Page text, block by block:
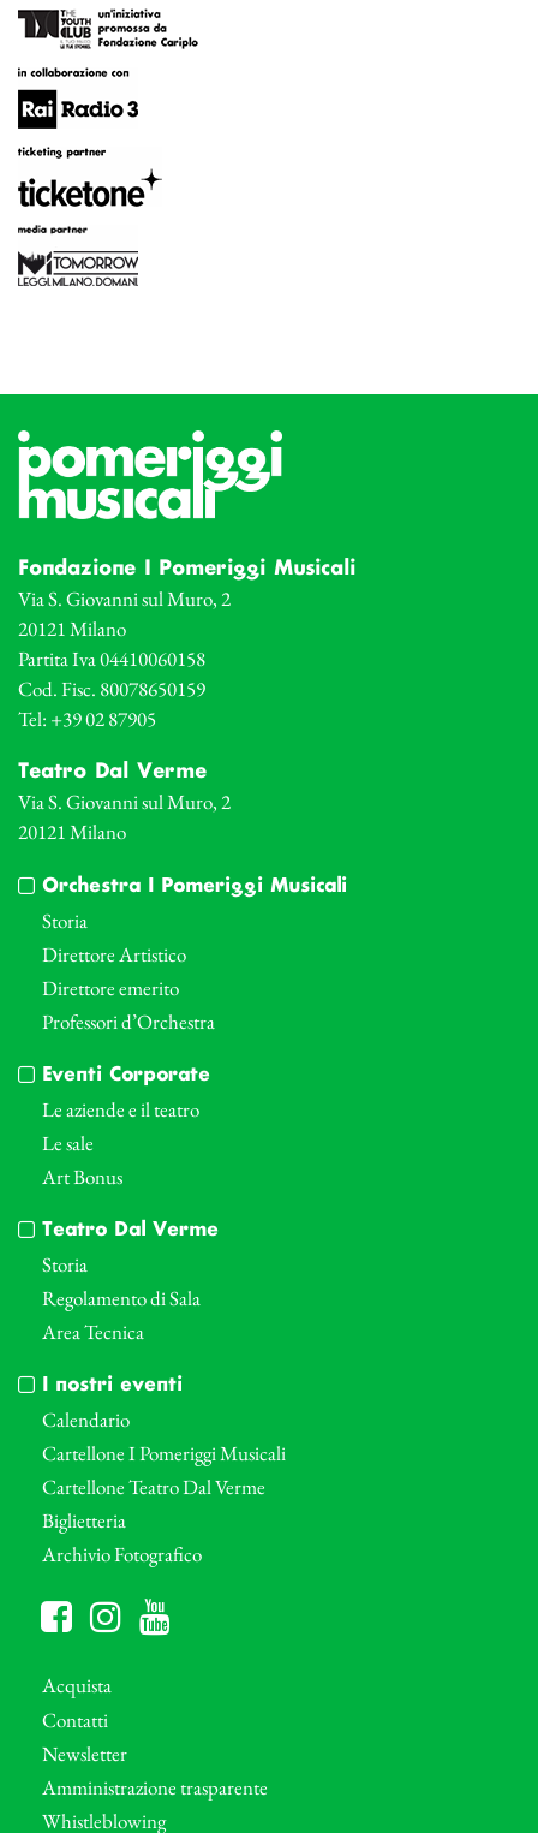
Fondazione I Pomeriggi Musicali
Via S. Giovanni sul Muro, 2
20121 Milano
Partita Iva 04410060158
Cod. Fisc. 80078650159
Tel: +39 02 87905
Teatro Dal Verme
Via S. Giovanni sul Muro, 2
20121 Milano
Orchestra I Pomeriggi Musicali
Storia
Direttore Artistico
Direttore emerito
Professori d’Orchestra
Eventi Corporate
Le aziende e il teatro
Le sale
Art Bonus
Teatro Dal Verme
Storia
Regolamento di Sala
Area Tecnica
I nostri eventi
Calendario
Cartellone I Pomeriggi Musicali
Cartellone Teatro Dal Verme
Biglietteria
Archivio Fotografico
Acquista
Contatti
Newsletter
Amministrazione trasparente
Whistleblowing